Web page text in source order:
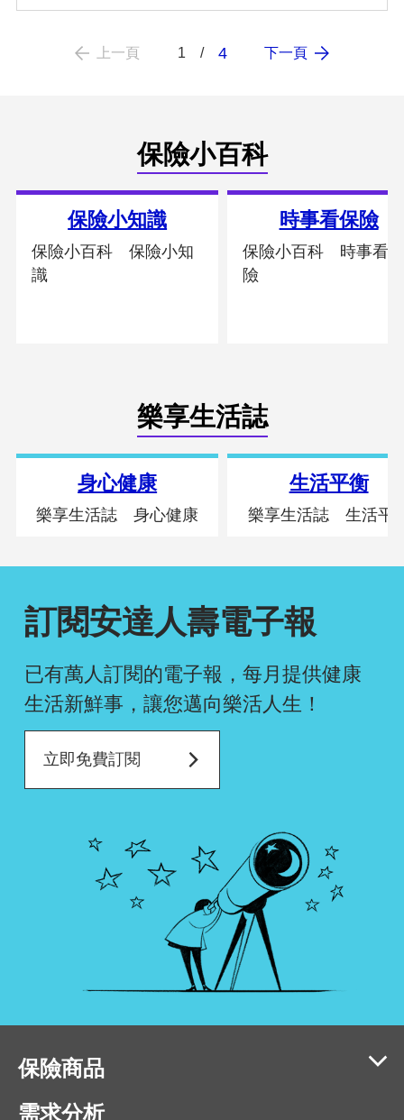
上一頁 1 4 下一頁
保險小百科
保險小知識
保險小百科 保險小知
識
時事看保險
保險小百科 時事看
險
樂享生活誌
身心健康
樂享生活誌 身心健康
生活平衡
樂享生活誌 生活平
訂閱安達人壽電子報
已有萬人訂閱的電子報，每月提供健康
生活新鮮事， 讓您邁向樂活人生！
立即免費訂閱
保險商品
需求分析